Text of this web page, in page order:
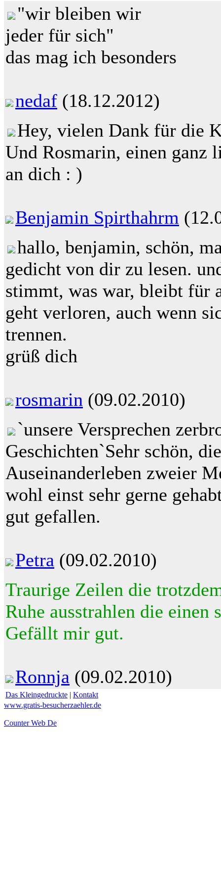
"wir bleiben wir
jeder für sich"
das mag ich besonders
nedaf (18.12.2012)
Hey, vielen Dank für die
Und Rosmarin, einen ganz
an dich : )
Benjamin Spirthahrm
hallo, benjamin, schön,
gedicht von dir zu lesen.
stimmt, was war, bleibt für
geht verloren, auch wenn
trennen.
grüß dich
rosmarin (09.02.2010)
`unsere Versprechen
Geschichten`Sehr schön,
Auseinanderleben zweier
wohl einst sehr gerne
gut gefallen.
Petra (09.02.2010)
Traurige Zeilen die
Ruhe ausstrahlen die einen
Gefällt mir gut.
Ronnja (09.02.2010)
Das Kleingedruckte | Kontakt
www.gratis-besucherzaehler.de
Counter Web De